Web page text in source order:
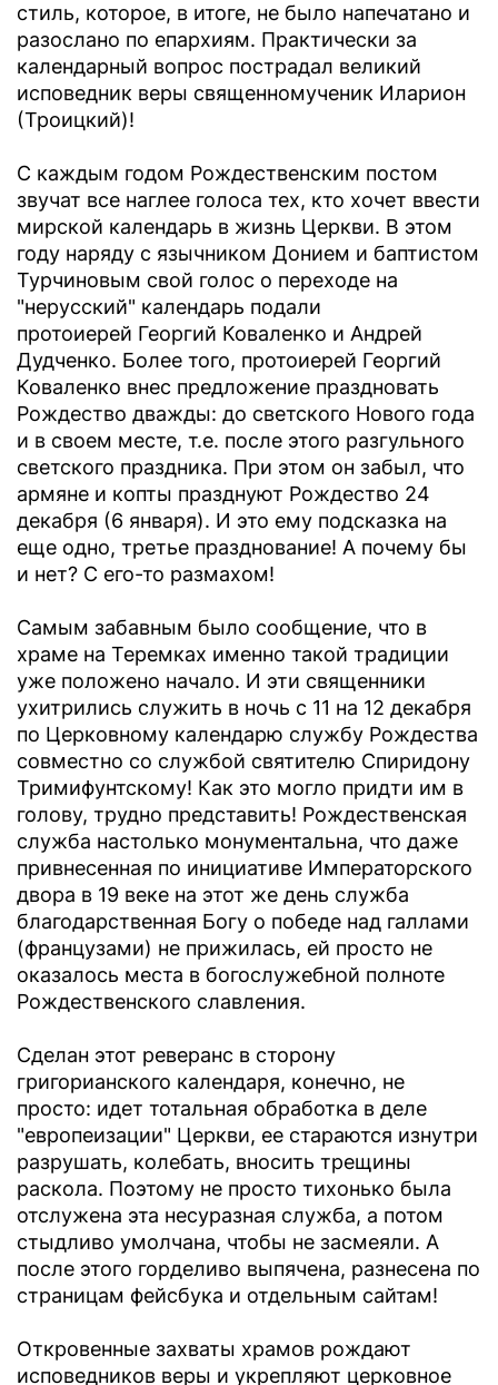
стиль, которое, в итоге, не было напечатано и
разослано по епархиям. Практически за
календарный вопрос пострадал великий
исповедник веры священномученик Иларион
(Троицкий)!
С каждым годом Рождественским постом
звучат все наглее голоса тех, кто хочет ввести
мирской календарь в жизнь Церкви. В этом
году наряду с язычником Донием и баптистом
Турчиновым свой голос о переходе на
"нерусский" календарь подали
протоиерей Георгий Коваленко и Андрей
Дудченко. Более того, протоиерей Георгий
Коваленко внес предложение праздновать
Рождество дважды: до светского Нового года
и в своем месте, т.е. после этого разгульного
светского праздника. При этом он забыл, что
армяне и копты празднуют Рождество 24
декабря (6 января). И это ему подсказка на
еще одно, третье празднование! А почему бы
и нет? С его-то размахом!
Самым забавным было сообщение, что в
храме на Теремках именно такой традиции
уже положено начало. И эти священники
ухитрились служить в ночь с 11 на 12 декабря
по Церковному календарю службу Рождества
совместно со службой святителю Спиридону
Тримифунтскому! Как это могло придти им в
голову, трудно представить! Рождественская
служба настолько монументальна, что даже
привнесенная по инициативе Императорского
двора в 19 веке на этот же день служба
благодарственная Богу о победе над галлами
(французами) не прижилась, ей просто не
оказалось места в богослужебной полноте
Рождественского славления.
Сделан этот реверанс в сторону
григорианского календаря, конечно, не
просто: идет тотальная обработка в деле
"европеизации" Церкви, ее стараются изнутри
разрушать, колебать, вносить трещины
раскола. Поэтому не просто тихонько была
отслужена эта несуразная служба, а потом
стыдливо умолчана, чтобы не засмеяли. А
после этого горделиво выпячена, разнесена по
страницам фейсбука и отдельным сайтам!
Откровенные захваты храмов рождают
исповедников веры и укрепляют церковное